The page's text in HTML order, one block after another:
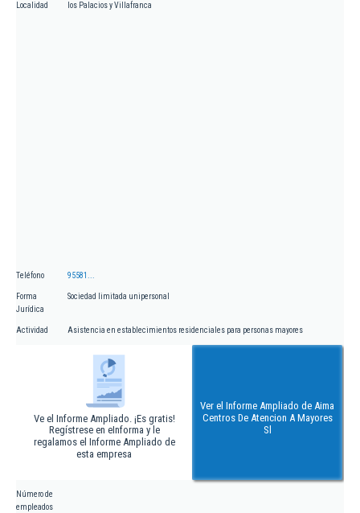
Localidad los Palacios y Villafranca
Teléfono 95581...
Forma
Jurídica
Sociedad limitada unipersonal
Actividad Asistencia en establecimientos residenciales para personas mayores
Ve el Informe Ampliado. ¡Es gratis!
Regístrese en eInforma y le
regalamos el Informe Ampliado de
esta empresa
Ver el Informe Ampliado de Aima
Centros De Atencion A Mayores
Sl
Número de
empleados